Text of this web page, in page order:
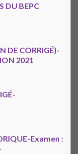
DU BEPC
DE CORRIGÉ)-
2021
Examen :